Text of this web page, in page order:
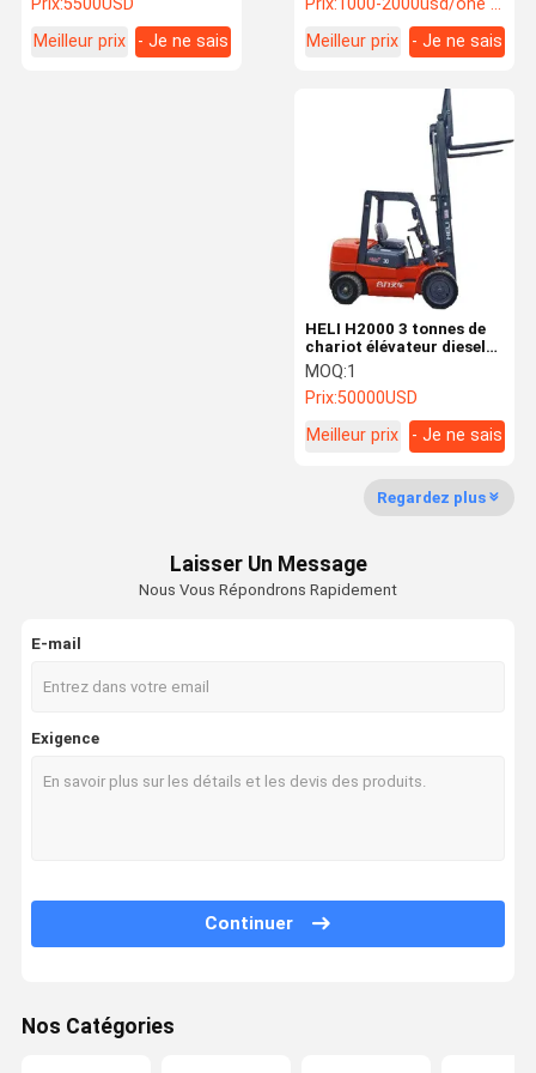
série H2000
Meilleur prix
- Je ne sais
Meilleur prix
- Je ne sais
HELI H2000 3 tonnes de
chariot élévateur diesel
lourd d'occasion hauteur
de levage 3 m avec mâts à
2 étages
MOQ:1
Prix:50000USD
Meilleur prix
- Je ne sais
Regardez plus
Laisser Un Message
Nous Vous Répondrons Rapidement
E-mail
Exigence
Continuer
Nos Catégories